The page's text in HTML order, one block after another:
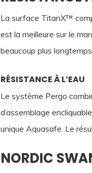
La surface TitanX™
est la meilleure sur le
beaucoup plus
RÉSISTANCE À L’EAU
Le système Pergo
d’assemblage
unique Aquasafe. Le
NORDIC